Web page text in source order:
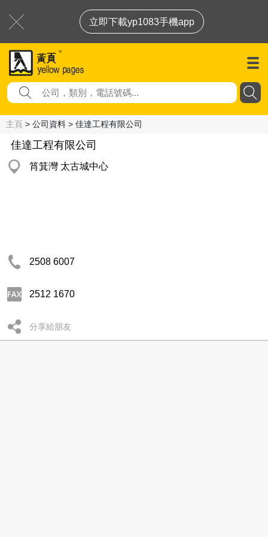
立即下載yp1083手機app
主頁 > 公司資料 > 佳達工程有限公司
佳達工程有限公司
筲箕灣 太古城中心
2508 6007
2512 1670
分享給朋友